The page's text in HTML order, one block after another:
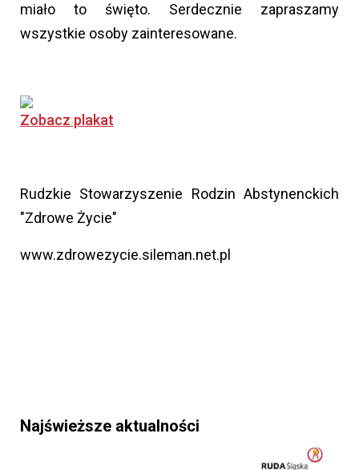
miało to święto. Serdecznie zapraszamy
wszystkie osoby zainteresowane.
Zobacz plakat
Rudzkie Stowarzyszenie Rodzin Abstynenckich
"Zdrowe Życie"
www.zdrowezycie.sileman.net.pl
Najświeższe aktualności